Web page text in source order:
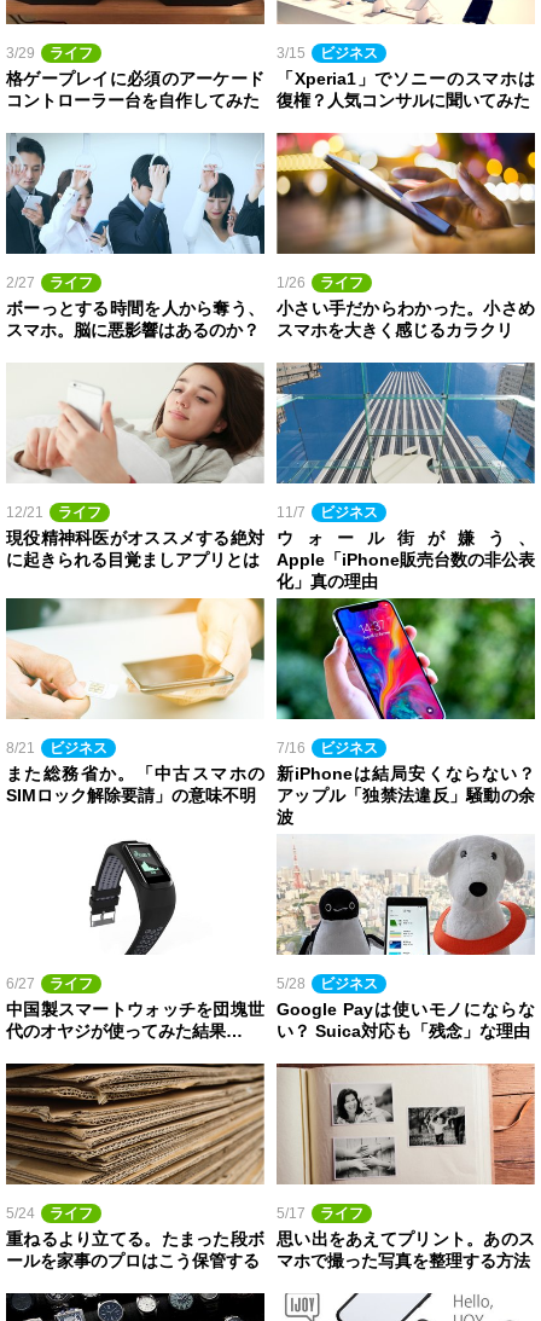
3/29 ライフ
格ゲープレイに必須のアーケード
コントローラー台を自作してみた
3/15 ビジネス
「Xperia1」でソニーのスマホは
復権？人気コンサルに聞いてみた
2/27 ライフ
ボーっとする時間を人から奪う、
スマホ。脳に悪影響はあるのか？
1/26 ライフ
小さい手だからわかった。小さめ
スマホを大きく感じるカラクリ
12/21 ライフ
現役精神科医がオススメする絶対
に起きられる目覚ましアプリとは
11/7 ビジネス
ウォール街が嫌う、
Apple「iPhone販売台数の非公表
化」真の理由
8/21 ビジネス
また総務省か。「中古スマホの
SIMロック解除要請」の意味不明
7/16 ビジネス
新iPhoneは結局安くならない？
アップル「独禁法違反」騒動の余
波
6/27 ライフ
中国製スマートウォッチを団塊世
代のオヤジが使ってみた結果…
5/28 ビジネス
Google Payは使いモノにならな
い？ Suica対応も「残念」な理由
5/24 ライフ
重ねるより立てる。たまった段ボ
ールを家事のプロはこう保管する
5/17 ライフ
思い出をあえてプリント。あのス
マホで撮った写真を整理する方法